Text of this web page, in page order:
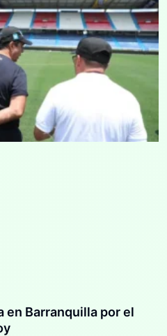
en Barranquilla por el